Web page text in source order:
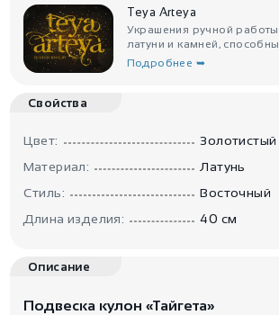
Teya Arteya
Украшения ручной
латуни и камней,
Подробнее ➥
Свойства
Цвет:
Золотистый
Материал:
Латунь
Стиль:
Восточный
Длина изделия:
40 см
Описание
Подвеска кулон «Тайгета»